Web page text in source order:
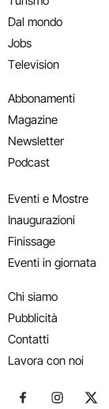
Dal mondo
Jobs
Television
Abbonamenti
Magazine
Newsletter
Podcast
Eventi e Mostre
Inaugurazioni
Finissage
Eventi in giornata
Chi siamo
Pubblicità
Contatti
Lavora con noi
Seguici su
Seguici